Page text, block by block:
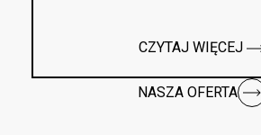
CZYTAJ WIĘCEJ
NASZA OFERTA